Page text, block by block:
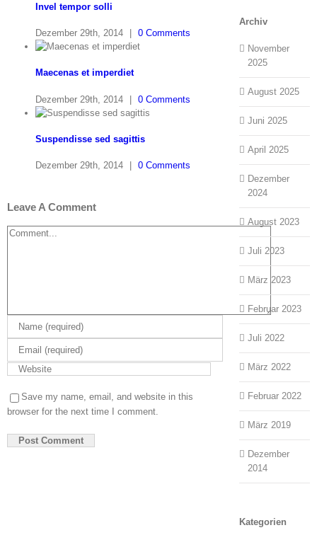
Invel tempor solli
Dezember 29th, 2014 0 Comments
Maecenas et imperdiet
Dezember 29th, 2014 | 0 Comments
Suspendisse sed sagittis
Dezember 29th, 2014 0 Comments
Leave A Comment
Comment
Save my name, email, and website in this
browser for the next time I comment.
Archiv
November
2025
August 2025
Juni 2025
April 2025
Dezember
2024
August 2023
Juli 2023
März 2023
Februar 2023
Juli 2022
März 2022
Februar 2022
März 2019
Dezember
2014
Kategorien